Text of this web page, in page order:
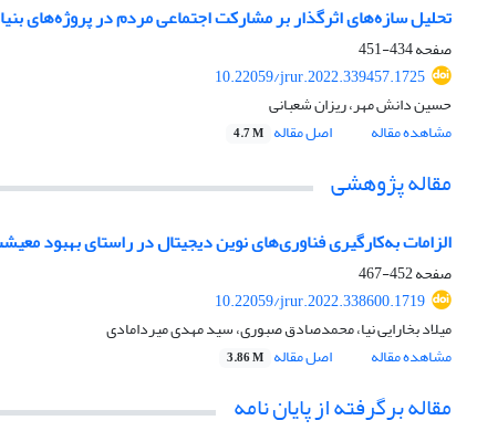
تحلیل سازه‌های اثرگذار بر مشارکت اجتماعی مردم در پروژه‌های
صفحه434-451
10.22059/jrur.2022.339457.1725
حسین دانش مهر، ریزان شعبانی
مشاهده مقاله
اصل مقاله 4.7 M
مقاله پژوهشی
الزامات به‌کارگیری فناوری‌های نوین دیجیتال در راستای بهبود
صفحه452-467
10.22059/jrur.2022.338600.1719
میلاد بخارایی نیا، محمدصادق صبوری، سید مهدی میردامادی
مشاهده مقاله
اصل مقاله 3.86 M
مقاله برگرفته از پایان نامه